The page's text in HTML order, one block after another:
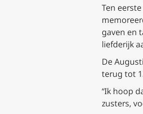
Ten
gaven en
liefderijk
De
terug tot
“Ik hoop
zusters,